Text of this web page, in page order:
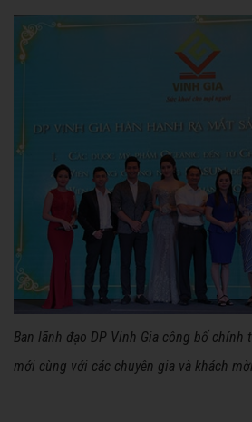
Ban lãnh đạo DP Vinh Gia công bố chính
mới cùng với các chuyên gia và khách mời